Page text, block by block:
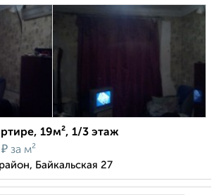
19м², 1/3 этаж
₽ за м²
Байкальская 27